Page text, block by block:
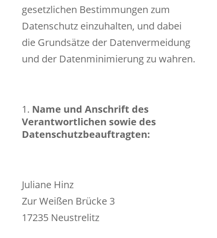
gesetzlichen Bestimmungen zum
Datenschutz einzuhalten, und dabei
die Grundsätze der Datenvermeidung
und der Datenminimierung zu wahren.
Name und Anschrift des
Verantwortlichen sowie des
Datenschutzbeauftragten:
Juliane Hinz
Zur Weißen Brücke 3
17235 Neustrelitz